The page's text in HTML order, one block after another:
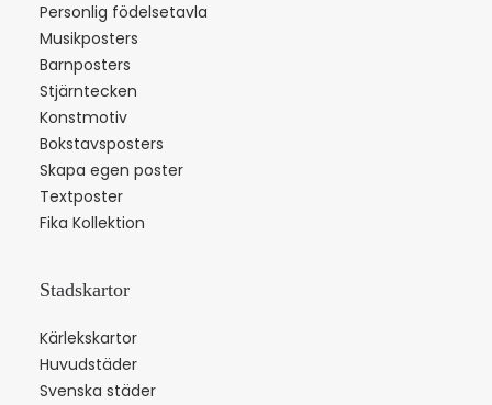
Personlig födelsetavla
Musikposters
Barnposters
Stjärntecken
Konstmotiv
Bokstavsposters
Skapa egen poster
Textposter
Fika Kollektion
Stadskartor
Kärlekskartor
Huvudstäder
Svenska städer